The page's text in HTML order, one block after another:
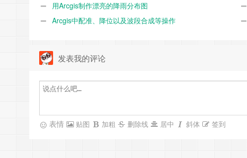
用Arcgis制作漂亮的降雨分布图
点
Arcgis中配准、降位以及波段合成等操作
发表我的评论
表情 贴图 加粗 删除线 居中 斜体 签到